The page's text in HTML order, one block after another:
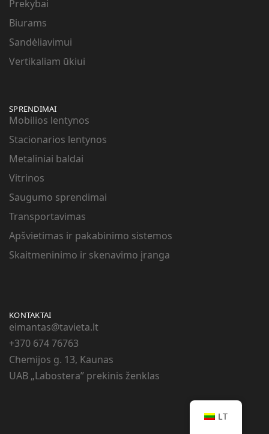
Prekybai
Biurams
Sandėliavimui
Vertikaliam ūkiui
SPRENDIMAI
Mobilios lentynos
Stacionarios lentynos
Metaliniai baldai
Vitrinos
Saugumo sprendimai
Transportavimas
Apšvietimas ir pakabinimo sistemos
Skaitmeninimo ir skenavimo įranga
KONTAKTAI
eimantas@tavieta.lt
+370 674 76763
Chemijos g. 13, Kaunas
UAB „Labostera” prekinis ženklas
LT